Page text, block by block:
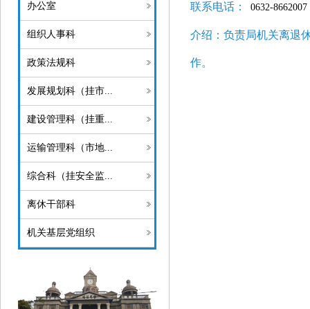
办公室
组织人事科
政策法规科
发展规划科（挂市...
建设管理科（挂重...
运输管理科（市地...
综合科（挂安全监...
离休干部科
机关基层党组织
联系电话： 0632-8662007
介绍： 负责局机关离退
作。